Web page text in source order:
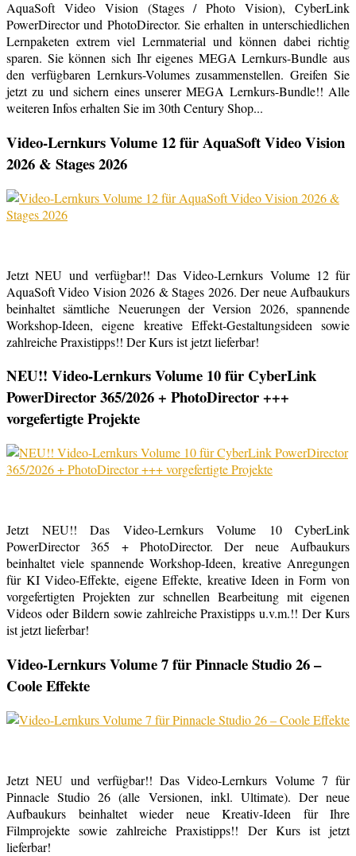
AquaSoft Video Vision (Stages / Photo Vision), CyberLink
PowerDirector und PhotoDirector. Sie erhalten in unterschiedlichen
Lernpaketen extrem viel Lernmaterial und können dabei richtig
sparen. Sie können sich Ihr eigenes MEGA Lernkurs-Bundle aus
den verfügbaren Lernkurs-Volumes zusammenstellen. Greifen Sie
jetzt zu und sichern eines unserer MEGA Lernkurs-Bundle!! Alle
weiteren Infos erhalten Sie im 30th Century Shop...
Video-Lernkurs Volume 12 für AquaSoft Video Vision
2026 & Stages 2026
Jetzt NEU und verfügbar!! Das Video-Lernkurs Volume 12 für
AquaSoft Video Vision 2026 & Stages 2026. Der neue Aufbaukurs
beinhaltet sämtliche Neuerungen der Version 2026, spannende
Workshop-Ideen, eigene kreative Effekt-Gestaltungsideen sowie
zahlreiche Praxistipps!! Der Kurs ist jetzt lieferbar!
NEU!! Video-Lernkurs Volume 10 für CyberLink
PowerDirector 365/2026 + PhotoDirector +++
vorgefertigte Projekte
Jetzt NEU!! Das Video-Lernkurs Volume 10 CyberLink
PowerDirector 365 + PhotoDirector. Der neue Aufbaukurs
beinhaltet viele spannende Workshop-Ideen, kreative Anregungen
für KI Video-Effekte, eigene Effekte, kreative Ideen in Form von
vorgefertigten Projekten zur schnellen Bearbeitung mit eigenen
Videos oder Bildern sowie zahlreiche Praxistipps u.v.m.!! Der Kurs
ist jetzt lieferbar!
Video-Lernkurs Volume 7 für Pinnacle Studio 26 –
Coole Effekte
Jetzt NEU und verfügbar!! Das Video-Lernkurs Volume 7 für
Pinnacle Studio 26 (alle Versionen, inkl. Ultimate). Der neue
Aufbaukurs beinhaltet wieder neue Kreativ-Ideen für Ihre
Filmprojekte sowie zahlreiche Praxistipps!! Der Kurs ist jetzt
lieferbar!